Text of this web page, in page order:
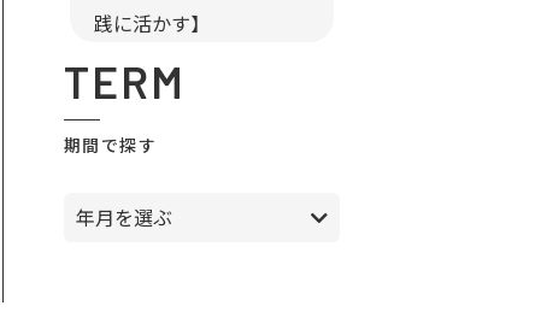
践に活かす】
TERM
期間で探す
年月を選ぶ